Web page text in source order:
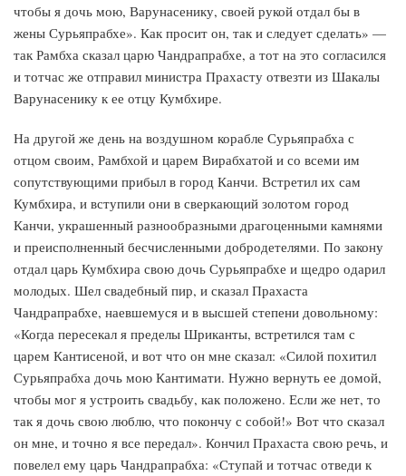
чтобы я дочь мою, Варунасенику, своей рукой отдал бы в
жены Сурьяпрабхе». Как просит он, так и следует сделать» —
так Рамбха сказал царю Чандрапрабхе, а тот на это согласился
и тотчас же отправил министра Прахасту отвезти из Шакалы
Варунасенику к ее отцу Кумбхире.
На другой же день на воздушном корабле Сурьяпрабха с
отцом своим, Рамбхой и царем Вирабхатой и со всеми им
сопутствующими прибыл в город Канчи. Встретил их сам
Кумбхира, и вступили они в сверкающий золотом город
Канчи, украшенный разнообразными драгоценными камнями
и преисполненный бесчисленными добродетелями. По закону
отдал царь Кумбхира свою дочь Сурьяпрабхе и щедро одарил
молодых. Шел свадебный пир, и сказал Прахаста
Чандрапрабхе, наевшемуся и в высшей степени довольному:
«Когда пересекал я пределы Шриканты, встретился там с
царем Кантисеной, и вот что он мне сказал: «Силой похитил
Сурьяпрабха дочь мою Кантимати. Нужно вернуть ее домой,
чтобы мог я устроить свадьбу, как положено. Если же нет, то
так я дочь свою люблю, что покончу с собой!» Вот что сказал
он мне, и точно я все передал». Кончил Прахаста свою речь, и
повелел ему царь Чандрапрабха: «Ступай и тотчас отведи к